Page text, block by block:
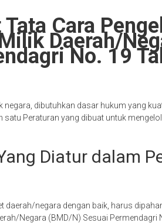
Cara
Daerah/
No. 19
negara, dibutuhkan dasar hukum yang
satu Peraturan yang dibuat untuk
Diatur dalam
daerah/negara dengan baik, harus
Negara (BMD/N) Sesuai Permendagri